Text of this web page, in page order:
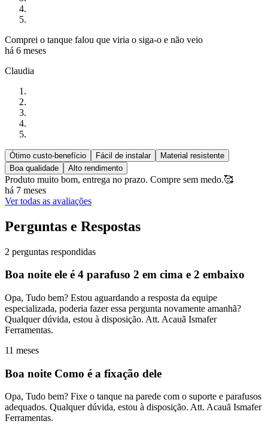
Comprei o tanque falou que viria o siga-o e não veio
há 6 meses
Claudia
Ótimo custo-benefício Fácil de instalar
Material resistente
Boa qualidade
Alto rendimento
Produto muito bom, entrega no prazo. Compre sem medo.🥰
há 7 meses
Ver todas as avaliações
Perguntas e Respostas
2 perguntas respondidas
Boa noite ele é 4 parafuso 2 em cima e 2 embaixo
Opa, Tudo bem? Estou aguardando a resposta da equipe
especializada, poderia fazer essa pergunta novamente amanhã?
Qualquer dúvida, estou à disposição. Att. Acauã Ismafer
Ferramentas.
11 meses
Boa noite Como é a fixação dele
Opa, Tudo bem? Fixe o tanque na parede com o suporte e parafusos
adequados. Qualquer dúvida, estou à disposição. Att. Acauã Ismafer
Ferramentas.